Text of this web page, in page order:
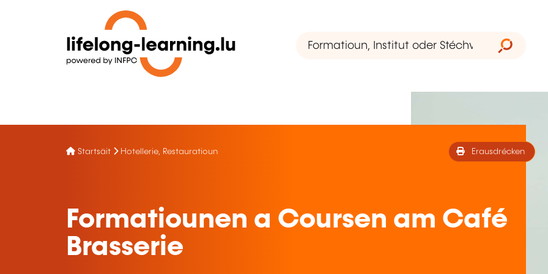
Startsäit Hotellerie, Restauratioun Erausdrécken
Formatiounen a Coursen am Café
Brasserie